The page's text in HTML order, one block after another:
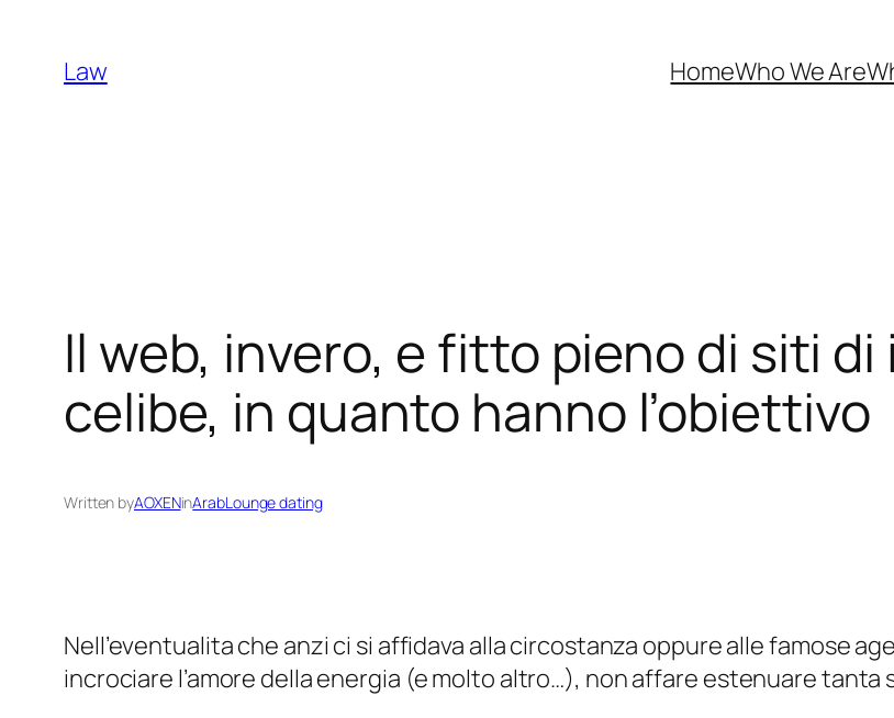
content
Law HomeWho We Are
Il web, invero, e fitto pieno di siti
celibe, in quanto hanno l’obiettivo
Written byAOXENinArabLounge dating
Nell’eventualita che anzi ci si affidava alla circostanza oppure alle famose
incrociare l’amore della energia (e molto altro…), non affare estenuare tanta